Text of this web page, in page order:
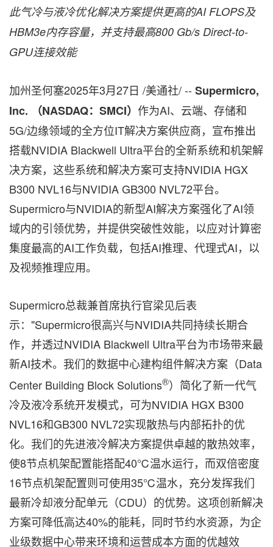
此气冷与液冷优化解决方案提供更高的AI FLOPS及
HBM3e内存容量，并支持最高800 Gb/s Direct-to-
GPU连接效能
加州圣何塞2025年3月27日 /美通社/ -- Supermicro,
Inc.
（NASDAQ： SMCI） 作为AI、云端、存储和
5G/边缘领域的全方位IT解决方案供应商，宣布推出
搭载NVIDIA Blackwell Ultra平台的全新系统和机架解
决方案，这些系统和解决方案可支持NVIDIA HGX
B300 NVL16与NVIDIA GB300 NVL72平台。
Supermicro与NVIDIA的新型AI解决方案强化了AI领
域内的引领优势，并提供突破性效能，以应对计算密
集度最高的AI工作负载，包括AI推理、代理式AI，以
及视频推理应用。
Supermicro总裁兼首席执行官梁见后表
示："Supermicro很高兴与NVIDIA共同持续长期合
作，并透过NVIDIA Blackwell Ultra平台为市场带来最
新AI技术。我们的数据中心建构组件解决方案（Data
Center Building Block Solutions®）简化了新一代气
冷及液冷系统开发模式，可为NVIDIA HGX B300
NVL16和GB300 NVL72实现散热与内部拓扑的优
化。我们的先进液冷解决方案提供卓越的散热效率，
使8节点机架配置能搭配40℃温水运行，而双倍密度
16节点机架配置则可使用35℃温水，充分发挥我们
最新冷却液分配单元（CDU）的优势。这项创新解决
方案可降低高达40%的能耗，同时节约水资源，为企
业级数据中心带来环境和运营成本方面的优越效